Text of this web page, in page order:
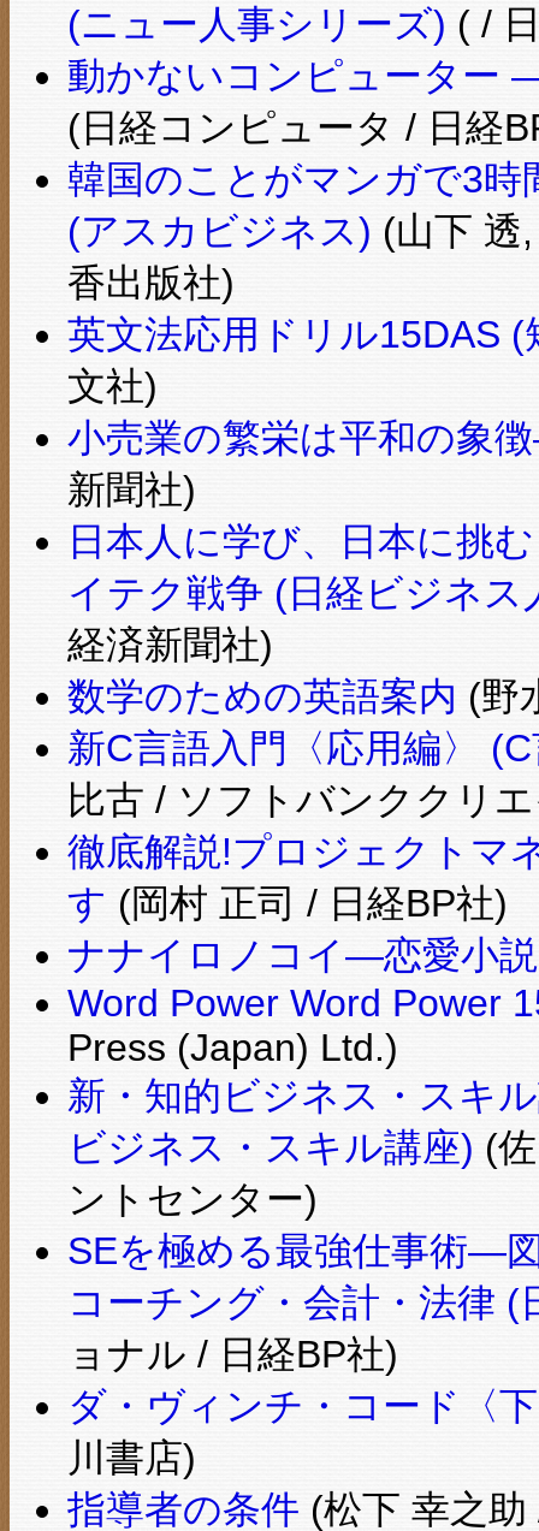
(ニュー人事シリーズ) ( /
動かないコンピューター
(日経コンピュータ / 日経
韓国のことがマンガで3
(アスカビジネス) (山下 透
香出版社)
英文法応用ドリル15DAS
文社)
小売業の繁栄は平和の象
新聞社)
日本人に学び、日本に挑
イテク戦争 (日経ビジネス
経済新聞社)
数学のための英語案内 (野
新C言語入門〈応用編〉
比古 / ソフトバンククリ
徹底解説!プロジェクトマ
す (岡村 正司 / 日経BP社)
ナナイロノコイ―恋愛小説
Word Power Word Power
Press (Japan) Ltd.)
新・知的ビジネス・スキ
ビジネス・スキル講座) (
ントセンター)
SEを極める最強仕事術―
コーチング・会計・法律 (
ョナル / 日経BP社)
ダ・ヴィンチ・コード〈
川書店)
指導者の条件 (松下 幸之